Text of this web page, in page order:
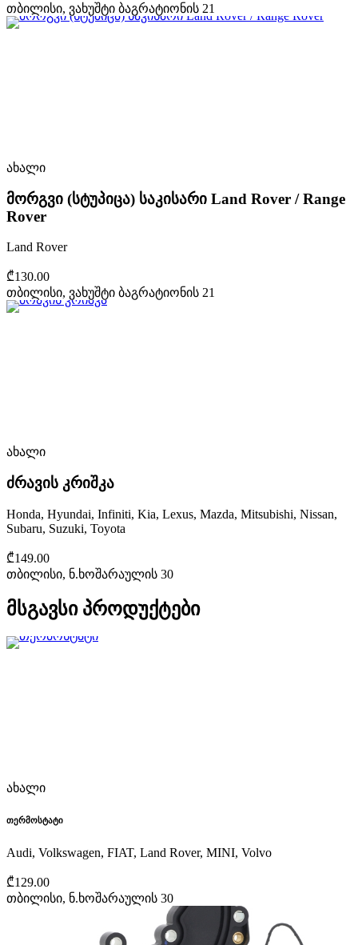
თბილისი, ვახუშტი ბაგრატიონის 21
ახალი
მორგვი (სტუპიცა) საკისარი Land Rover / Range
Rover
Land Rover
₾130.00
თბილისი, ვახუშტი ბაგრატიონის 21
ახალი
ძრავის კრიშკა
Honda, Hyundai, Infiniti, Kia, Lexus, Mazda, Mitsubishi, Nissan,
Subaru, Suzuki, Toyota
₾149.00
თბილისი, ნ.ხოშარაულის 30
მსგავსი პროდუქტები
ახალი
თერმოსტატი
Audi, Volkswagen, FIAT, Land Rover, MINI, Volvo
₾129.00
თბილისი, ნ.ხოშარაულის 30